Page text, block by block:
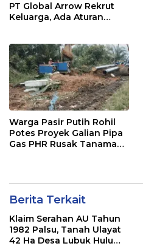
PT Global Arrow Rekrut
Keluarga, Ada Aturan
Warga Pasir Putih Rohil
Potes Proyek Galian Pipa
Gas PHR Rusak Tanaman
Berita Terkait
Klaim Serahan AU Tahun
1982 Palsu, Tanah Ulayat
42 Ha Desa Lubuk Hulu